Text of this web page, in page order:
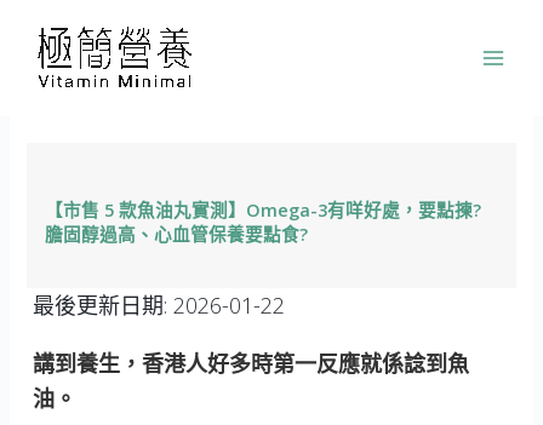
【市售 5 款魚油丸實測】Omega-3有咩好處，要點揀?
膽固醇過高、心血管保養要點食?
最後更新日期: 2026-01-22
講到養生，香港人好多時第一反應就係諗到魚
油。